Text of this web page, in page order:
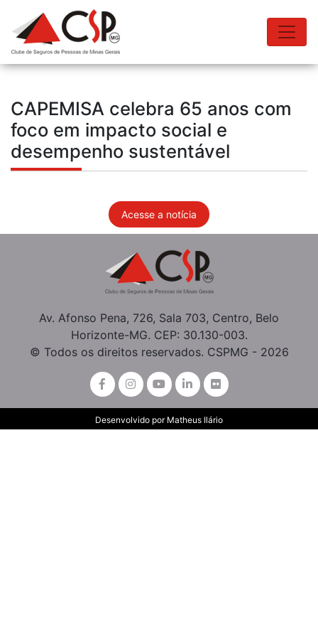
CAPEMISA celebra 65 anos com
foco em impacto social e
desempenho sustentável
Acesse a notícia
Av. Afonso Pena, 726, Sala 703, Centro, Belo
Horizonte-MG. CEP: 30.130-003.
© Todos os direitos reservados. CSPMG - 2026
Desenvolvido por Matheus Ilário